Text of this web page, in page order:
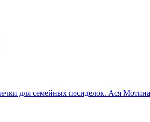
для семейных посиделок. Ася Мотина